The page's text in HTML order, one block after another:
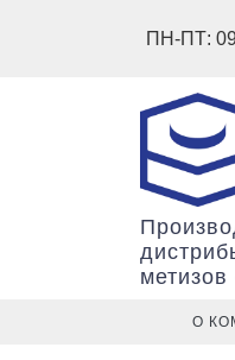
ПН-ПТ:
метизов
О